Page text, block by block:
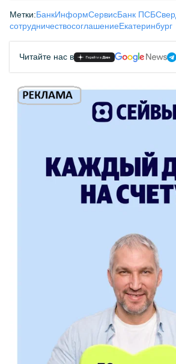
Метки:БанкИнформСервисБанк ПСБ
сотрудничествосоглашениеЕкатеринбург
Читайте нас в